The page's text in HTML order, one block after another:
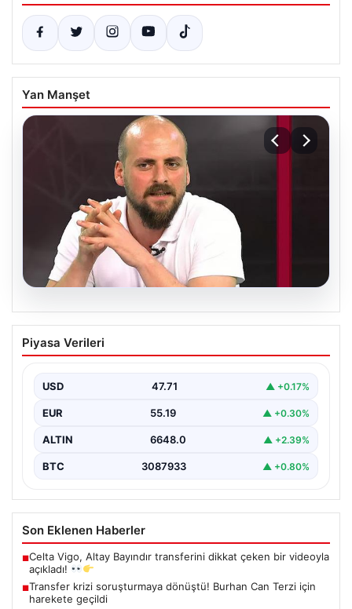
Yan Manşet
06.08.2026
Transfer krizi soruşturmaya dönüştü!
Burhan Can Terzi için harekete geçildi
Piyasa Verileri
USD 47.71 ▲ +0.17%
EUR 55.19 ▲ +0.30%
ALTIN 6648.0 ▲ +2.39%
BTC 3087933 ▲ +0.80%
Son Eklenen Haberler
■Celta Vigo, Altay Bayındır transferini dikkat çeken bir videoyla
açıkladı!
■Transfer krizi soruşturmaya dönüştü! Burhan Can Terzi için
harekete geçildi